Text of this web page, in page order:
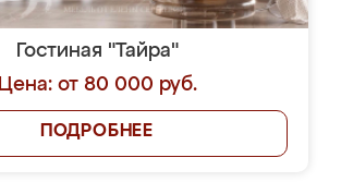
Гостиная "Тайра"
Цена: от 80 000 руб.
ПОДРОБНЕЕ